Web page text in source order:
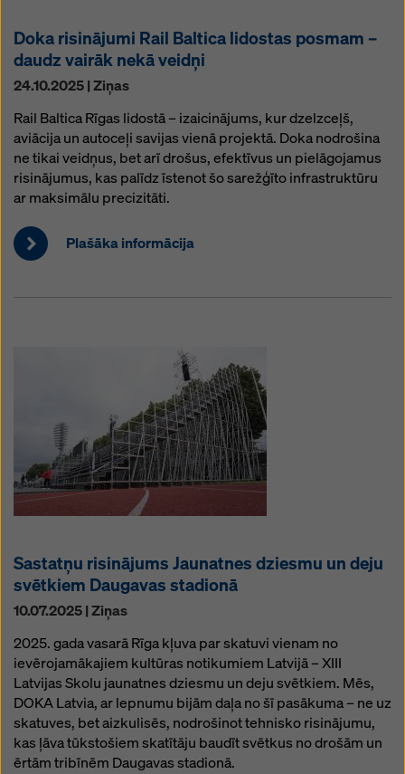
Doka risinājumi Rail Baltica lidostas posmam –
daudz vairāk nekā veidņi
24.10.2025 | Ziņas
Rail Baltica Rīgas lidostā – izaicinājums, kur dzelzceļš,
aviācija un autoceļi savijas vienā projektā. Doka nodrošina
ne tikai veidņus, bet arī drošus, efektīvus un pielāgojamus
risinājumus, kas palīdz īstenot šo sarežģīto infrastruktūru
ar maksimālu precizitāti.
Plašāka informācija
Sastatņu risinājums Jaunatnes dziesmu un deju
svētkiem Daugavas stadionā
10.07.2025 | Ziņas
2025. gada vasarā Rīga kļuva par skatuvi vienam no
ievērojamākajiem kultūras notikumiem Latvijā – XIII
Latvijas Skolu jaunatnes dziesmu un deju svētkiem. Mēs,
DOKA Latvia, ar lepnumu bijām daļa no šī pasākuma – ne uz
skatuves, bet aizkulisēs, nodrošinot tehnisko risinājumu,
kas ļāva tūkstošiem skatītāju baudīt svētkus no drošām un
ērtām tribīnēm Daugavas stadionā.